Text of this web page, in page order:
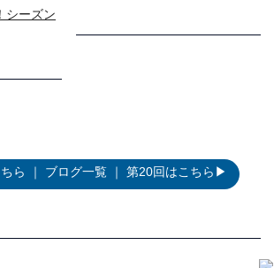
シーズン
ら ｜ ブログ一覧 ｜ 第20回はこちら▶